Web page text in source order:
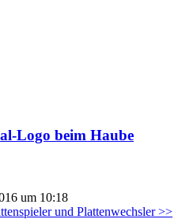
Logo beim Haube
um 10:18
und Plattenwechsler >>